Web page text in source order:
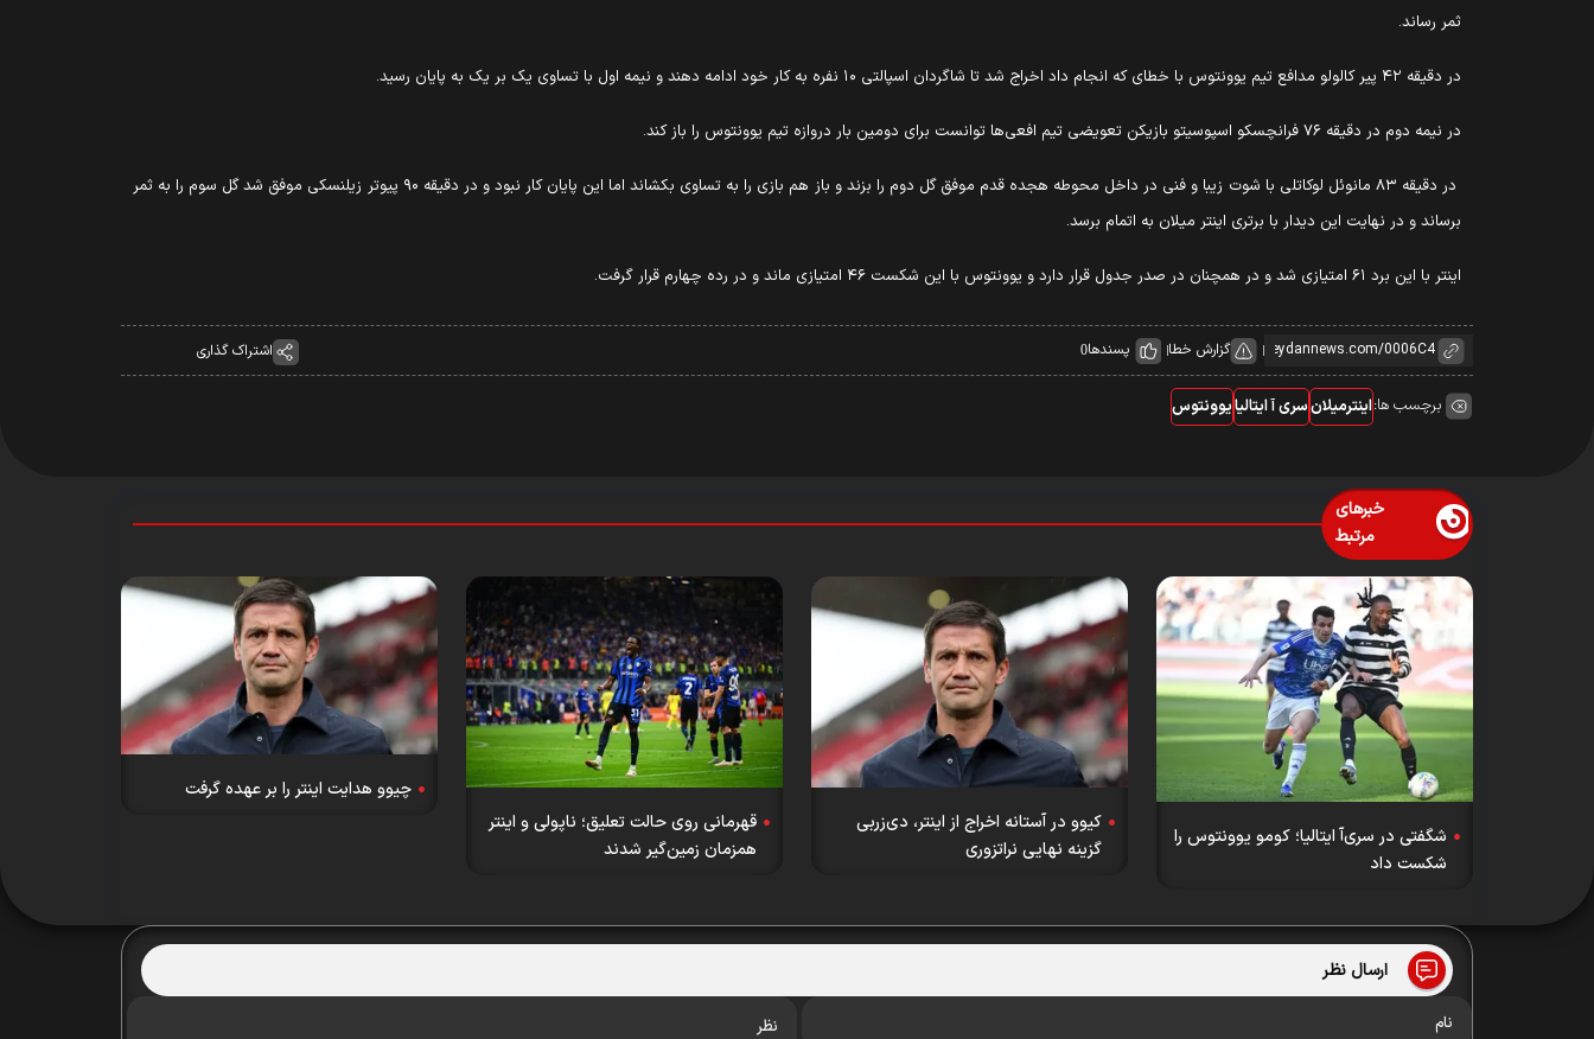
ثمر رساند.
در دقیقه ۴۲ پیر کالولو مدافع تیم یوونتوس با خطای که انجام داد اخراج شد تا شاگردان اسپالتی ۱۰ نفره به کار خود ادامه دهند و نیمه اول با تساوی یک بر یک به پایان رسید.
در نیمه دوم در دقیقه ۷۶ فرانچسکو اسپوسیتو بازیکن تعویضی تیم افعی‌ها توانست برای دومین بار دروازه تیم یوونتوس را باز کند.
در دقیقه ۸۳ مانوئل لوکاتلی با شوت زیبا و فنی در داخل محوطه هجده قدم موفق گل دوم را بزند و باز هم بازی را به تساوی بکشاند اما این پایان کار نبود و در دقیقه ۹۰ پیوتر زیلنسکی موفق شد گل سوم را به ثمر
برساند و در نهایت این دیدار با برتری اینتر میلان به اتمام برسد.
اینتر با این برد ۶۱ امتیازی شد و در همچنان در صدر جدول قرار دارد و یوونتوس با این شکست ۴۶ امتیازی ماند و در رده چهارم قرار گرفت.
گزارش خطا پسندها0 اشتراک گذاری
برچسب ها:اینترمیلانسری آ ایتالیایوونتوس
خبرهای
مرتبط
شگفتی در سری‌آ ایتالیا؛ کومو یوونتوس را
شکست داد
کیوو در آستانه اخراج از اینتر، دی‌زربی
گزینه نهایی نراتزوری
قهرمانی روی حالت تعلیق؛ ناپولی و اینتر
همزمان زمین‌گیر شدند
چیوو هدایت اینتر را بر عهده گرفت
ارسال نظر